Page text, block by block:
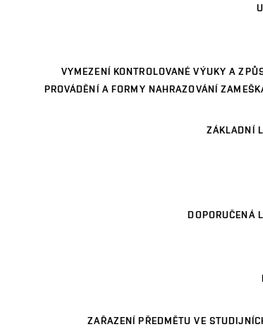
VYMEZENÍ KONTROLOVANÉ VÝUKY A
PROVÁDĚNÍ A FORMY NAHRAZOVÁNÍ
ZÁKLADNÍ
DOPORUČENÁ
ZAŘAZENÍ PŘEDMĚTU VE